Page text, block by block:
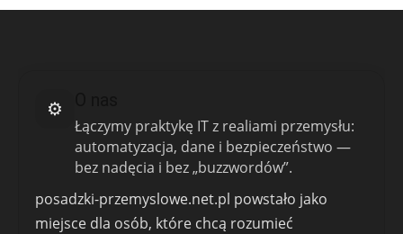
⚙️
Łączymy praktykę IT z realiami przemysłu:
automatyzacja, dane i bezpieczeństwo —
bez nadęcia i bez „buzzwordów”.
posadzki-przemyslowe.net.pl powstało jako
miejsce dla osób, które chcą rozumieć